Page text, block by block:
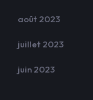
août 2023
juillet 2023
juin 2023